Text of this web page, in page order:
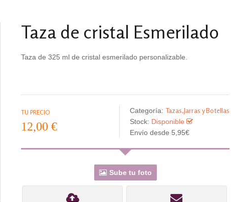
Taza de cristal Esmerilado
Taza de 325 ml de cristal esmerilado personalizable.
TU PRECIO
12,00 €
Categoría: Tazas,Jarras y Botellas
Stock: Disponible
Envío desde 5,95€
Sube tu foto